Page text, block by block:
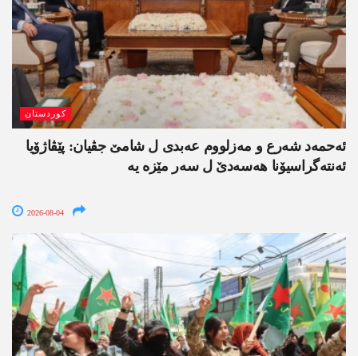
کوردستان
ئەحمەد شەرع و مەزلووم عەبدی ل شامێ جڤیان: پێڤاژۆیا
ئەنتەگراسیۆنا ھەسەدێ ل سەر مێزە یە
2026-08-04